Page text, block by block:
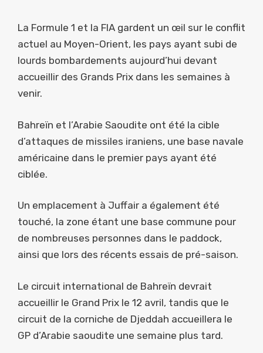
La Formule 1 et la FIA gardent un œil sur le conflit
actuel au Moyen-Orient, les pays ayant subi de
lourds bombardements aujourd’hui devant
accueillir des Grands Prix dans les semaines à
venir.
Bahreïn et l’Arabie Saoudite ont été la cible
d’attaques de missiles iraniens, une base navale
américaine dans le premier pays ayant été
ciblée.
Un emplacement à Juffair a également été
touché, la zone étant une base commune pour
de nombreuses personnes dans le paddock,
ainsi que lors des récents essais de pré-saison.
Le circuit international de Bahreïn devrait
accueillir le Grand Prix le 12 avril, tandis que le
circuit de la corniche de Djeddah accueillera le
GP d’Arabie saoudite une semaine plus tard.